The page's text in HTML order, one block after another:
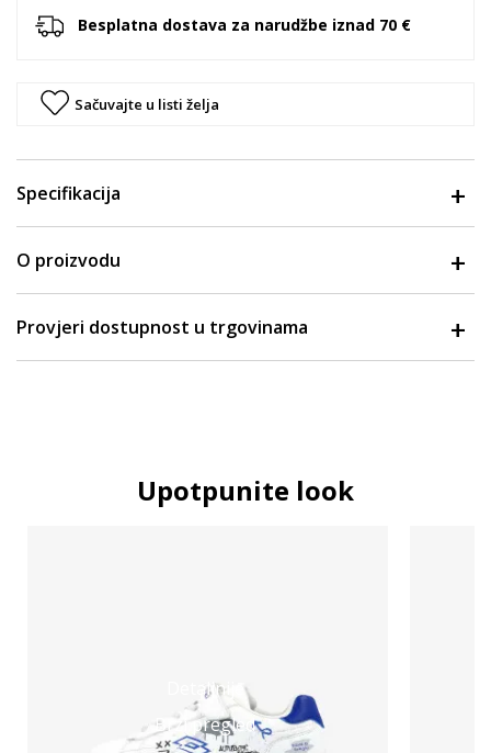
Besplatna dostava za narudžbe iznad 70 €
Sačuvajte u listi želja
Specifikacija
O proizvodu
Provjeri dostupnost u trgovinama
Upotpunite look
Detaljnije
Brzi pregled